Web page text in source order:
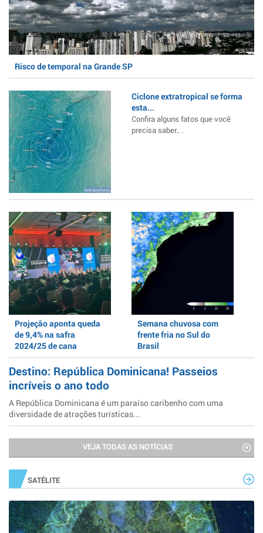
Risco de temporal na Grande SP
Ciclone extratropical se forma
esta...
Confira alguns fatos que você
precisa saber.. .
Projeção aponta queda
de 9,4% na safra
2024/25 de cana
Semana chuvosa com
frente fria no Sul do
Brasil
Destino: República Dominicana! Passeios
incríveis o ano todo
A República Dominicana é um paraíso caribenho com uma
diversidade de atrações turísticas...
VEJA TODAS AS NOTÍCIAS
SATÉLITE